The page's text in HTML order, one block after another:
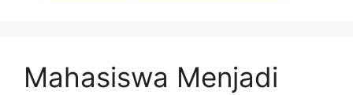
Mahasiswa Menjadi